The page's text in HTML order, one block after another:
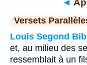
Versets
Louis Segond
et, au milieu des
ressemblait à un